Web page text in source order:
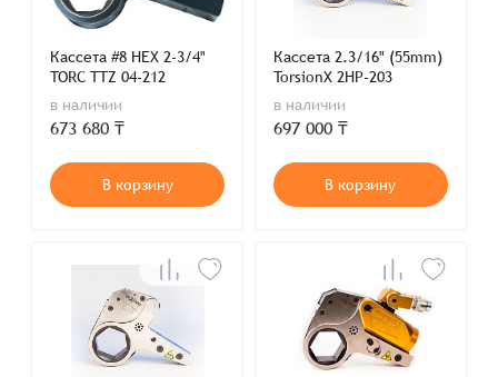
Кассета #8 HEX 2-3/4"
TORC TTZ 04-212
в наличии
673 680 ₸
В корзину
Кассета 2.3/16" (55mm)
TorsionX 2HP-203
в наличии
697 000 ₸
В корзину